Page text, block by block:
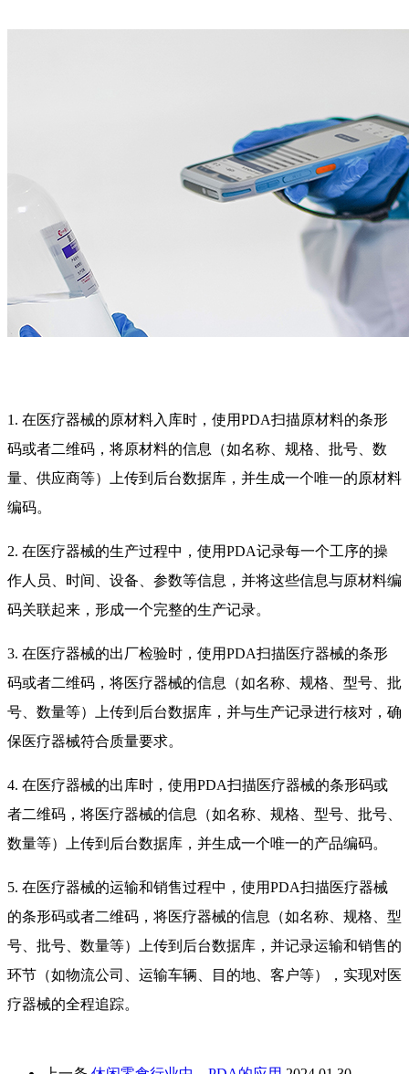
1. 在医疗器械的原材料入库时，使用PDA扫描原材料的条形
码或者二维码，将原材料的信息（如名称、规格、批号、数
量、供应商等）上传到后台数据库，并生成一个唯一的原材料
编码。
2. 在医疗器械的生产过程中，使用PDA记录每一个工序的操
作人员、时间、设备、参数等信息，并将这些信息与原材料编
码关联起来，形成一个完整的生产记录。
3. 在医疗器械的出厂检验时，使用PDA扫描医疗器械的条形
码或者二维码，将医疗器械的信息（如名称、规格、型号、批
号、数量等）上传到后台数据库，并与生产记录进行核对，确
保医疗器械符合质量要求。
4. 在医疗器械的出库时，使用PDA扫描医疗器械的条形码或
者二维码，将医疗器械的信息（如名称、规格、型号、批号、
数量等）上传到后台数据库，并生成一个唯一的产品编码。
5. 在医疗器械的运输和销售过程中，使用PDA扫描医疗器械
的条形码或者二维码，将医疗器械的信息（如名称、规格、型
号、批号、数量等）上传到后台数据库，并记录运输和销售的
环节（如物流公司、运输车辆、目的地、客户等），实现对医
疗器械的全程追踪。